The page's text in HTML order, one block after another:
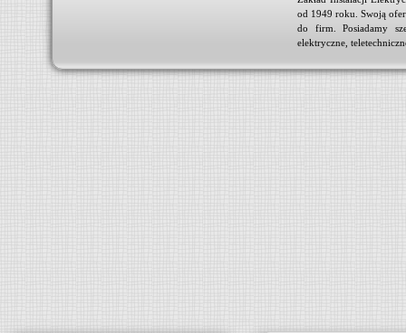
od 1949 roku. Swoją
do firm. Posiadamy
elektryczne,